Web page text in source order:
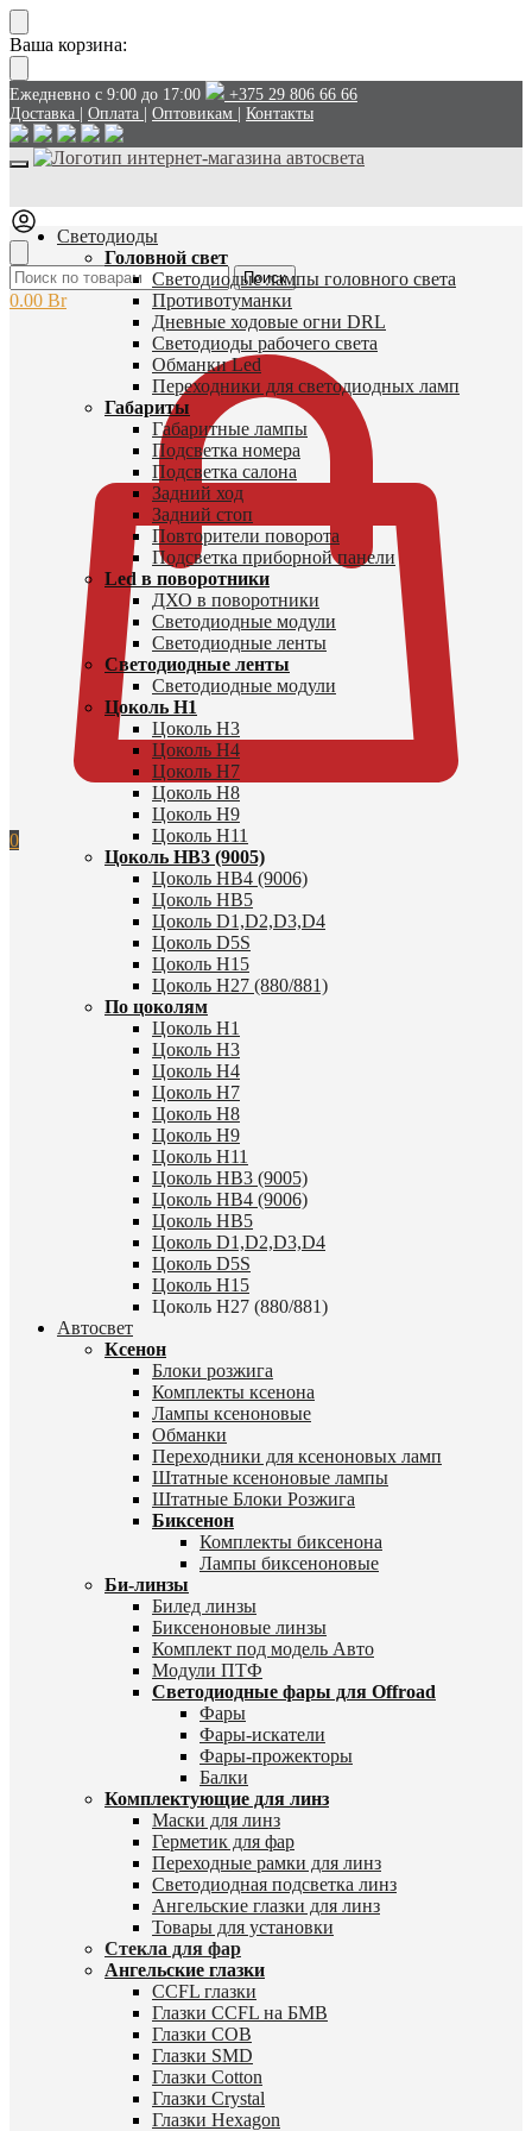
Перейти
к
навигации
Перейти
к
содержанию
Ваша корзина:
Ежедневно с 9:00 до 17:00
+375 29 806 66 66
Доставка
Оплата Оптовикам Контакты
Искать: Поиск
0.00 Br
0
Светодиоды
Головной свет
Светодиодые лампы головного света
Противотуманки
Дневные ходовые огни DRL
Светодиоды рабочего света
Обманки Led
Переходники для светодиодных ламп
Габариты
Габаритные лампы
Подсветка номера
Подсветка салона
Задний ход
Задний стоп
Повторители поворота
Подсветка приборной панели
Led в поворотники
ДХО в поворотники
Светодиодные модули
Светодиодные ленты
Светодиодные ленты
Светодиодные модули
Цоколь H1
Цоколь H3
Цоколь H4
Цоколь H7
Цоколь H8
Цоколь H9
Цоколь H11
Цоколь HB3 (9005)
Цоколь HB4 (9006)
Цоколь HB5
Цоколь D1,D2,D3,D4
Цоколь D5S
Цоколь H15
Цоколь H27 (880/881)
По цоколям
Цоколь H1
Цоколь H3
Цоколь H4
Цоколь H7
Цоколь H8
Цоколь H9
Цоколь H11
Цоколь HB3 (9005)
Цоколь HB4 (9006)
Цоколь HB5
Цоколь D1,D2,D3,D4
Цоколь D5S
Цоколь H15
Цоколь H27 (880/881)
Автосвет
Ксенон
Блоки розжига
Комплекты ксенона
Лампы ксеноновые
Обманки
Переходники для ксеноновых ламп
Штатные ксеноновые лампы
Штатные Блоки Розжига
Биксенон
Комплекты биксенона
Лампы биксеноновые
Би-линзы
Билед линзы
Биксеноновые линзы
Комплект под модель Авто
Модули ПТФ
Светодиодные фары для Offroad
Фары
Фары-искатели
Фары-прожекторы
Балки
Комплектующие для линз
Маски для линз
Герметик для фар
Переходные рамки для линз
Светодиодная подсветка линз
Ангельские глазки для линз
Товары для установки
Стекла для фар
Ангельские глазки
CCFL глазки
Глазки CCFL на БМВ
Глазки COB
Глазки SMD
Глазки Cotton
Глазки Crystal
Глазки Hexagon